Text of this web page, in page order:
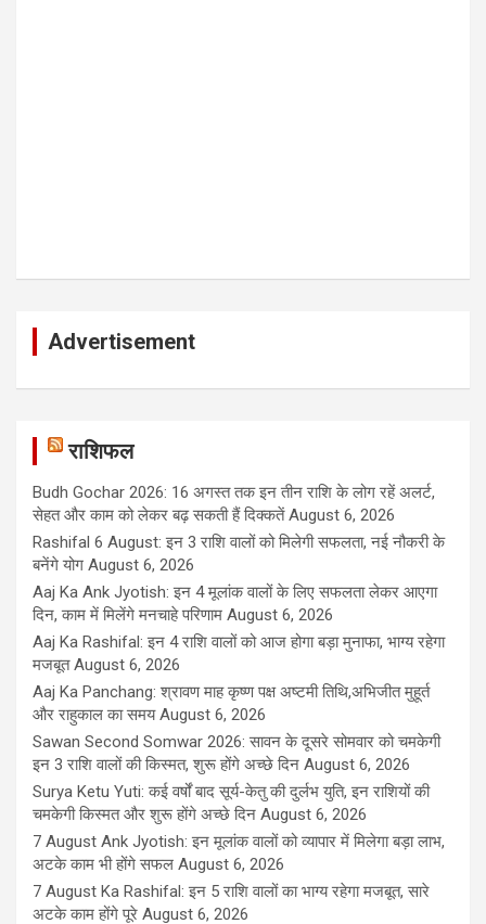
Advertisement
राशिफल
Budh Gochar 2026: 16 अगस्त तक इन तीन राशि के लोग रहें अलर्ट,
सेहत और काम को लेकर बढ़ सकती हैं दिक्कतें August 6, 2026
Rashifal 6 August: इन 3 राशि वालों को मिलेगी सफलता, नई नौकरी के
बनेंगे योग August 6, 2026
Aaj Ka Ank Jyotish: इन 4 मूलांक वालों के लिए सफलता लेकर आएगा
दिन, काम में मिलेंगे मनचाहे परिणाम August 6, 2026
Aaj Ka Rashifal: इन 4 राशि वालों को आज होगा बड़ा मुनाफा, भाग्य रहेगा
मजबूत August 6, 2026
Aaj Ka Panchang: श्रावण माह कृष्ण पक्ष अष्टमी तिथि,अभिजीत मुहूर्त
और राहुकाल का समय August 6, 2026
Sawan Second Somwar 2026: सावन के दूसरे सोमवार को चमकेगी
इन 3 राशि वालों की किस्मत, शुरू होंगे अच्छे दिन August 6, 2026
Surya Ketu Yuti: कई वर्षों बाद सूर्य-केतु की दुर्लभ युति, इन राशियों की
चमकेगी किस्मत और शुरू होंगे अच्छे दिन August 6, 2026
7 August Ank Jyotish: इन मूलांक वालों को व्यापार में मिलेगा बड़ा लाभ,
अटके काम भी होंगे सफल August 6, 2026
7 August Ka Rashifal: इन 5 राशि वालों का भाग्य रहेगा मजबूत, सारे
अटके काम होंगे पूरे August 6, 2026